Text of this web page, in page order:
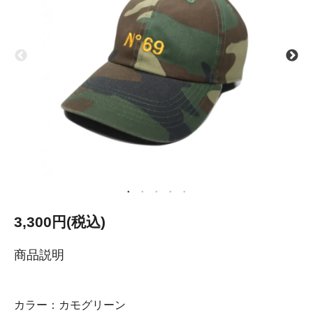
3,300円(税込)
商品説明
カラー：カモグリーン